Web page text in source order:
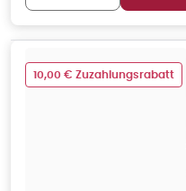
10,00 € Zuzahlungsrabatt